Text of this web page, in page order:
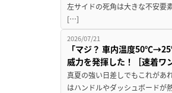
左サイドの死角は大きな不安要
[…]
2026/07/21
「マジ？ 車内温度
威力を発揮した！［速着ワ
真夏の強い日差しでもこれがあ
はハンドルやダッシュボードが